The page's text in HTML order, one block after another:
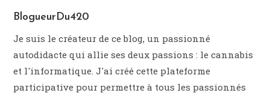
BlogueurDu420
Je suis le créateur de ce blog, un passionné
autodidacte qui allie ses deux passions : le cannabis
et l'informatique. J'ai créé cette plateforme
participative pour permettre à tous les passionnés